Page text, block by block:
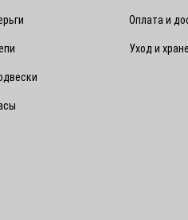
Оплата и
Уход и